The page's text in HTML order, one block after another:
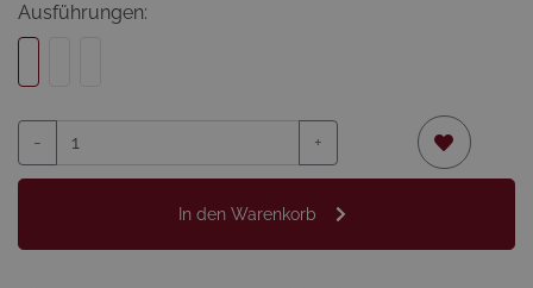
Ausführungen:
- +
In den Warenkorb